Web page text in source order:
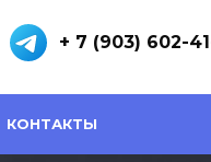
+ 7 (903) 602-
КОНТАКТЫ